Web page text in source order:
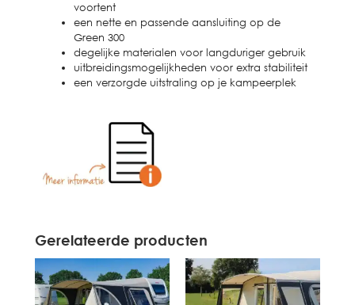
voortent
een nette en passende aansluiting op de
Green 300
degelijke materialen voor langduriger gebruik
uitbreidingsmogelijkheden voor extra stabiliteit
een verzorgde uitstraling op je kampeerplek
Gerelateerde producten